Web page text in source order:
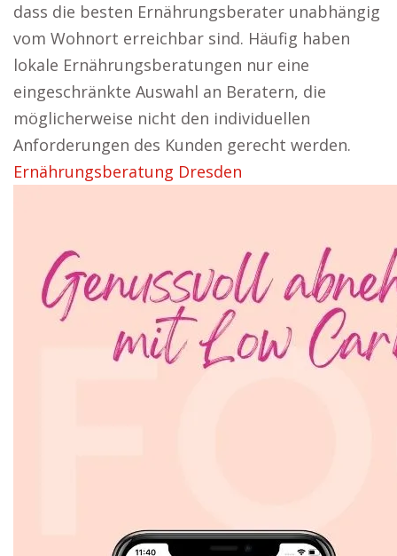
dass die besten Ernährungsberater unabhängig
vom Wohnort erreichbar sind. Häufig haben
lokale Ernährungsberatungen nur eine
eingeschränkte Auswahl an Beratern, die
möglicherweise nicht den individuellen
Anforderungen des Kunden gerecht werden.
Ernährungsberatung Dresden